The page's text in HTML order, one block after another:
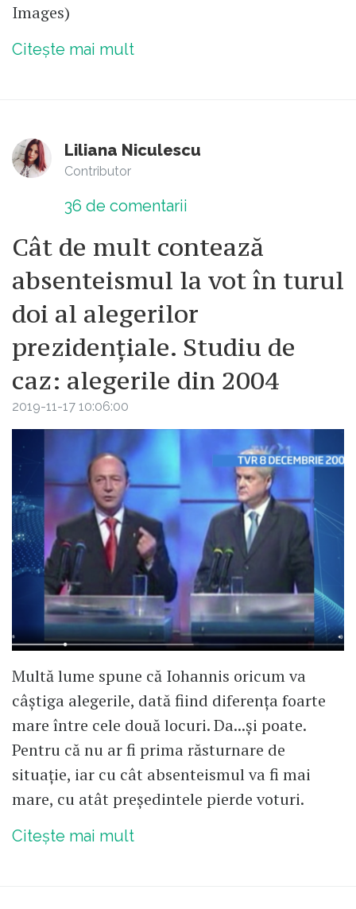
Images)
Citește mai mult
Liliana Niculescu
Contributor
36 de comentarii
Cât de mult contează
absenteismul la vot în turul
doi al alegerilor
prezidențiale. Studiu de
caz: alegerile din 2004
2019-11-17 10:06:00
Multă lume spune că Iohannis oricum va
câștiga alegerile, dată fiind diferența foarte
mare între cele două locuri. Da...și poate.
Pentru că nu ar fi prima răsturnare de
situație, iar cu cât absenteismul va fi mai
mare, cu atât președintele pierde voturi.
Citește mai mult